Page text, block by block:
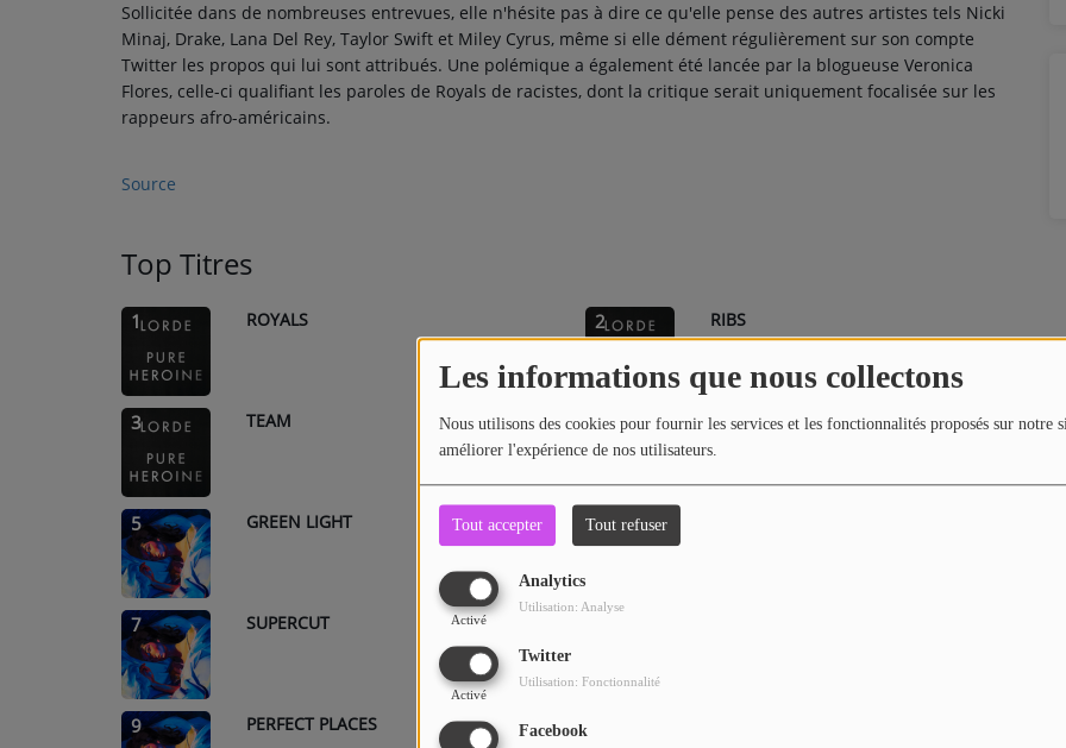
Les informations que nous collectons
Nous utilisons des cookies pour fournir les services et les fonctionnalités proposés sur notre
améliorer l'expérience de nos utilisateurs.
Tout accepter Tout refuser
Analytics
Activé
Utilisation: Analyse
Twitter
Activé
Utilisation: Fonctionnalité
Facebook
DÉDICACES
Sollicitée dans de nombreuses entrevues, elle n'hésite pas à dire ce qu'elle pense des autres artistes tels Nicki
Minaj, Drake, Lana Del Rey, Taylor Swift et Miley Cyrus, même si elle dément régulièrement sur son compte
Twitter les propos qui lui sont attribués. Une polémique a également été lancée par la blogueuse Veronica
Flores, celle-ci qualifiant les paroles de Royals de racistes, dont la critique serait uniquement focalisée sur les
rappeurs afro-américains.
Source
Top Titres
1 ROYALS 2 RIBS
3 TEAM 4 TENNIS COURT
5 GREEN LIGHT 6
7 SUPERCUT
9 PERFECT PLACES